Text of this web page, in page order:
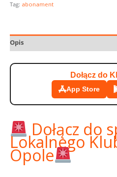
Tag: abonament
Opis
Dołącz do
App Store
Dołącz do
Lokalnego
Opole